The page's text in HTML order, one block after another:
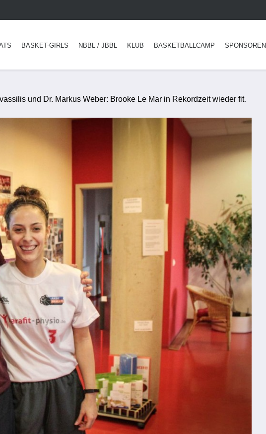
BASKET-GIRLS NBBL / JBBL KLUB BASKETBALLCAMP SPONSOREN
und Dr. Markus Weber: Brooke Le Mar in Rekordzeit wieder fit.